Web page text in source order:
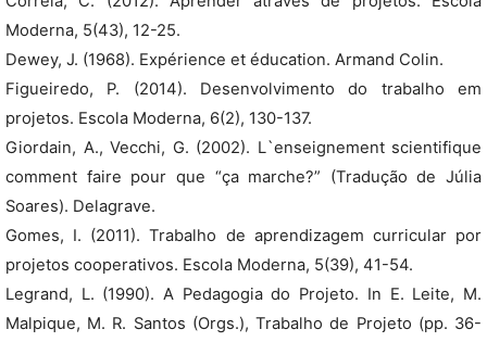
Moderna, 5(43), 12-25.
Dewey, J. (1968). Expérience et éducation. Armand Colin.
Figueiredo, P. (2014). Desenvolvimento do trabalho em
projetos. Escola Moderna, 6(2), 130-137.
Giordain, A., Vecchi, G. (2002). L`enseignement scientifique
comment faire pour que “ça marche?” (Tradução de Júlia
Soares). Delagrave.
Gomes, I. (2011). Trabalho de aprendizagem curricular por
projetos cooperativos. Escola Moderna, 5(39), 41-54.
Legrand, L. (1990). A Pedagogia do Projeto. In E. Leite, M.
Malpique, M. R. Santos (Orgs.), Trabalho de Projeto (pp. 36-